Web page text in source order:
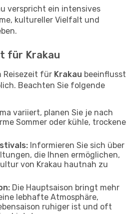
verspricht ein intensives
kultureller Vielfalt und
für Krakau
Reisezeit für Krakau beeinflusst
Beachten Sie folgende
variiert, planen Sie je nach
Sommer oder kühle, trockene
Informieren Sie sich über
die Ihnen ermöglichen,
von Krakau hautnah zu
Die Hauptsaison bringt mehr
lebhafte Atmosphäre,
ruhiger ist und oft